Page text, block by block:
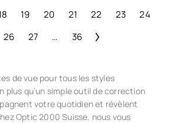
19 20 21 22 23
24
26 27 … 36
de vue pour tous les styles
plus qu’un simple outil de correction
votre quotidien et révèlent
Optic 2000 Suisse, nous vous